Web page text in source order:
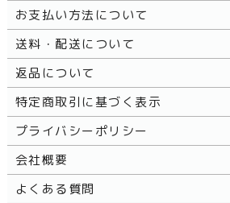
お支払い方法について
送料・配送について
返品について
特定商取引に基づく表示
プライバシーポリシー
会社概要
よくある質問